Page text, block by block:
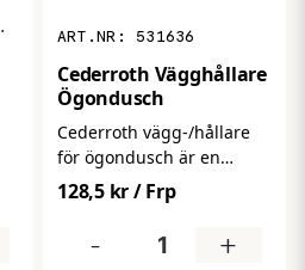
531636
Cederroth Vägghållare
Ögondusch
Cederroth vägg‑/hållare
för ögondusch är en
praktisk och robust
väggmonterad hållare
som gör det enkelt att
förvara din ögondusch på
128,5 kr/ Frp
- +